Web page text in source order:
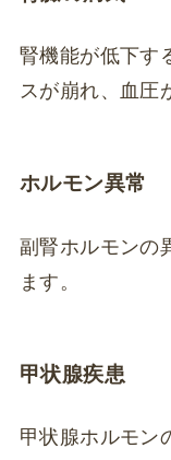
腎機能が低下す
スが崩れ、血圧
ホルモン異常
副腎ホルモンの
ます。
甲状腺疾患
甲状腺ホルモン